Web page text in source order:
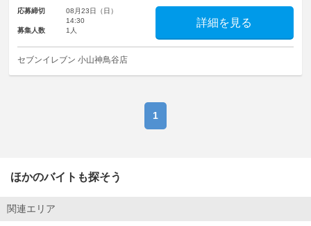
応募締切
08月23日（日）
14:30
募集人数
1人
詳細を見る
セブンイレブン 小山神鳥谷店
1
ほかのバイトも探そう
関連エリア